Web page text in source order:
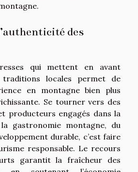
des
qui mettent en avant
locales permet de
en montagne bien plus
Se tourner vers des
producteurs engagés dans la
gastronomie montagne, du
durable, c’est faire
responsable. Le recours
garantit la fraîcheur des